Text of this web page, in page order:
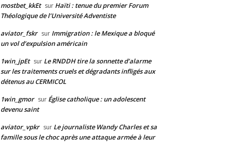
mostbet_kkEt sur Haïti : tenue du premier Forum
Théologique de l’Université Adventiste
aviator_fskr sur Immigration : le Mexique a bloqué
un vol d’expulsion américain
1win_jpEt sur Le RNDDH tire la sonnette d’alarme
sur les traitements cruels et dégradants infligés aux
détenus au CERMICOL
1win_gmor sur Église catholique : un adolescent
devenu saint
aviator_vpkr sur Le journaliste Wandy Charles et sa
famille sous le choc après une attaque armée à leur